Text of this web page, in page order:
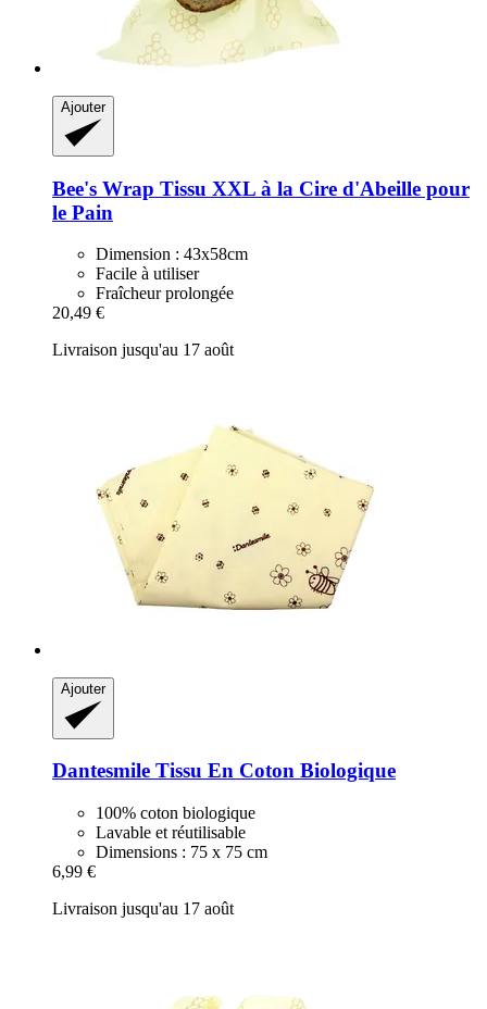
Ajouter
Bee's Wrap Tissu XXL à la Cire d'Abeille pour
le Pain
Dimension : 43x58cm
Facile à utiliser
Fraîcheur prolongée
20,49 €
Livraison jusqu'au 17 août
Ajouter
Dantesmile Tissu En Coton Biologique
100% coton biologique
Lavable et réutilisable
Dimensions : 75 x 75 cm
6,99 €
Livraison jusqu'au 17 août